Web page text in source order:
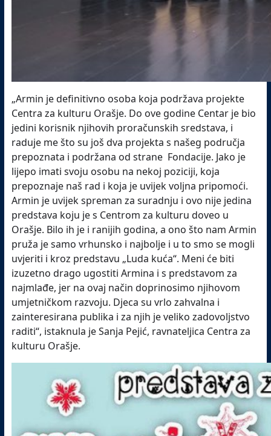
„Armin je definitivno osoba koja podržava projekte
Centra za kulturu Orašje. Do ove godine Centar je bio
jedini korisnik njihovih proračunskih sredstava, i
raduje me što su još dva projekta s našeg područja
prepoznata i podržana od strane Fondacije. Jako je
lijepo imati svoju osobu na nekoj poziciji, koja
prepoznaje naš rad i koja je uvijek voljna pripomoći.
Armin je uvijek spreman za suradnju i ovo nije jedina
predstava koju je s Centrom za kulturu doveo u
Orašje. Bilo ih je i ranijih godina, a ono što nam Armin
pruža je samo vrhunsko i najbolje i u to smo se mogli
uvjeriti i kroz predstavu „Luda kuća“. Meni će biti
izuzetno drago ugostiti Armina i s predstavom za
najmlađe, jer na ovaj način doprinosimo njihovom
umjetničkom razvoju. Djeca su vrlo zahvalna i
zainteresirana publika i za njih je veliko zadovoljstvo
raditi“, istaknula je Sanja Pejić, ravnateljica Centra za
kulturu Orašje.